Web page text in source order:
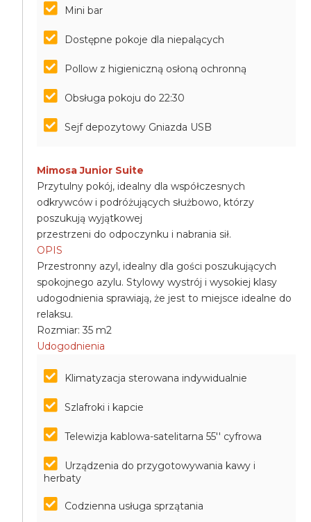
Mini bar
Dostępne pokoje dla niepalących
Pollow z higieniczną osłoną ochronną
Obsługa pokoju do 22:30
Sejf depozytowy Gniazda USB
Mimosa Junior Suite
Przytulny pokój, idealny dla współczesnych
odkrywców i podróżujących służbowo, którzy
poszukują wyjątkowej
przestrzeni do odpoczynku i nabrania sił.
OPIS
Przestronny azyl, idealny dla gości poszukujących
spokojnego azylu. Stylowy wystrój i wysokiej klasy
udogodnienia sprawiają, że jest to miejsce idealne do
relaksu.
Rozmiar: 35 m2
Udogodnienia
Klimatyzacja sterowana indywidualnie
Szlafroki i kapcie
Telewizja kablowa-satelitarna 55'' cyfrowa
Urządzenia do przygotowywania kawy i
herbaty
Codzienna usługa sprzątania